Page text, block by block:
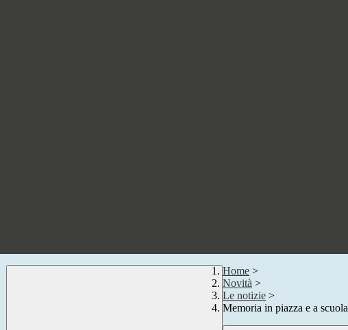
Home >
Novità >
Le notizie >
Memoria in piazza e a scuola